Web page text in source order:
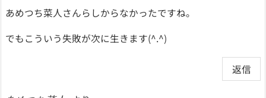
あめつち菜人さんらしからなかったですね。
でもこういう失敗が次に生きます(^.^)
返信